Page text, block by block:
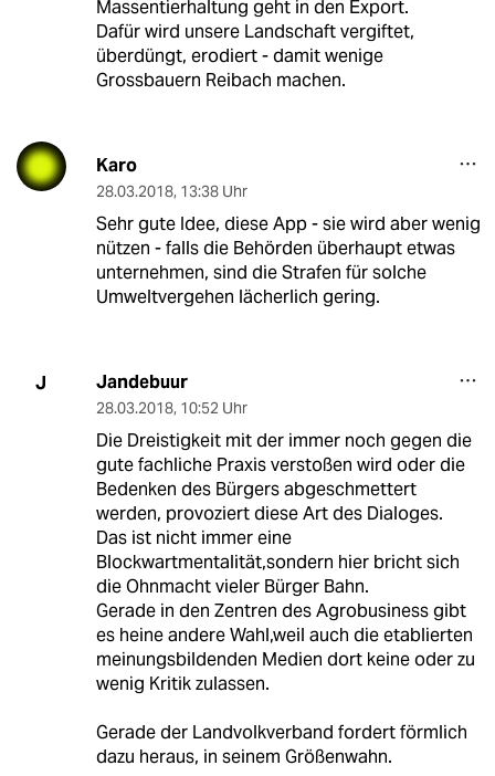
Massentierhaltung geht in den Export.
Dafür wird unsere Landschaft vergiftet,
überdüngt, erodiert - damit wenige
Grossbauern Reibach machen.
Karo
28.03.2018, 13:38 Uhr
Sehr gute Idee, diese App - sie wird aber wenig
nützen - falls die Behörden überhaupt etwas
unternehmen, sind die Strafen für solche
Umweltvergehen lächerlich gering.
J Jandebuur
28.03.2018, 10:52 Uhr
Die Dreistigkeit mit der immer noch gegen die
gute fachliche Praxis verstoßen wird oder die
Bedenken des Bürgers abgeschmettert
werden, provoziert diese Art des Dialoges.
Das ist nicht immer eine
Blockwartmentalität,sondern hier bricht sich
die Ohnmacht vieler Bürger Bahn.
Gerade in den Zentren des Agrobusiness gibt
es heine andere Wahl,weil auch die etablierten
meinungsbildenden Medien dort keine oder zu
wenig Kritik zulassen.
Gerade der Landvolkverband fordert förmlich
dazu heraus, in seinem Größenwahn.